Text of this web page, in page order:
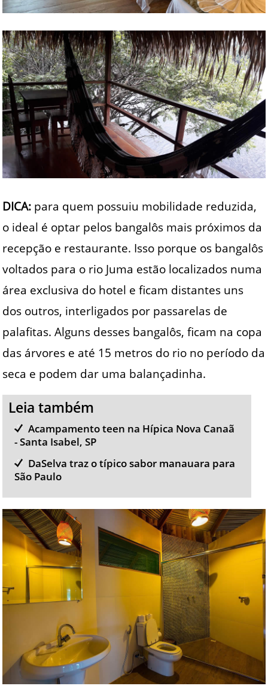
DICA: para quem possuiu mobilidade reduzida,
o ideal é optar pelos bangalôs mais próximos da
recepção e restaurante. Isso porque os bangalôs
voltados para o rio Juma estão localizados numa
área exclusiva do hotel e ficam distantes uns
dos outros, interligados por passarelas de
palafitas. Alguns desses bangalôs, ficam na copa
das árvores e até 15 metros do rio no período da
seca e podem dar uma balançadinha.
Leia também
Acampamento teen na Hípica Nova Canaã‏
- Santa Isabel, SP
DaSelva traz o típico sabor manauara para
São Paulo